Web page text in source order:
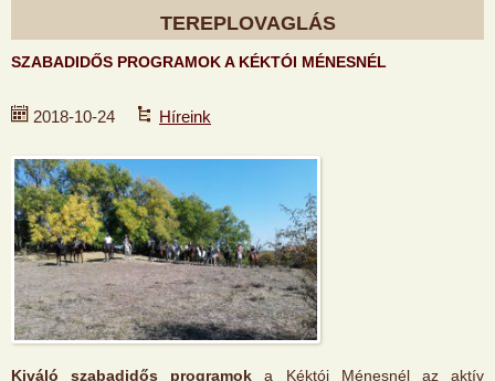
TEREPLOVAGLÁS
SZABADIDŐS PROGRAMOK A KÉKTÓI MÉNESNÉL
2018-10-24 Híreink
Kiváló szabadidős programok a Kéktói Ménesnél az aktív